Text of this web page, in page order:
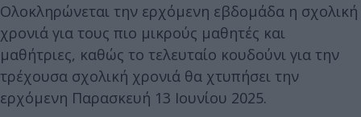
Ολοκληρώνεται την ερχόμενη εβδομάδα η σχολική
χρονιά για τους πιο μικρούς μαθητές και
μαθήτριες, καθώς το τελευταίο κουδούνι για την
τρέχουσα σχολική χρονιά θα χτυπήσει την
ερχόμενη Παρασκευή 13 Ιουνίου 2025.